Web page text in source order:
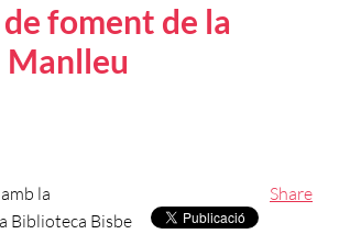
foment de la
Manlleu
Share
la
Biblioteca Bisbe